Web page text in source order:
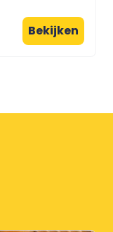
Bekijken